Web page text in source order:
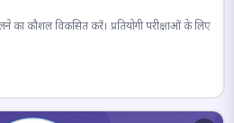
का कौशल विकसित करें। प्रतियोगी परीक्षाओं के लिए